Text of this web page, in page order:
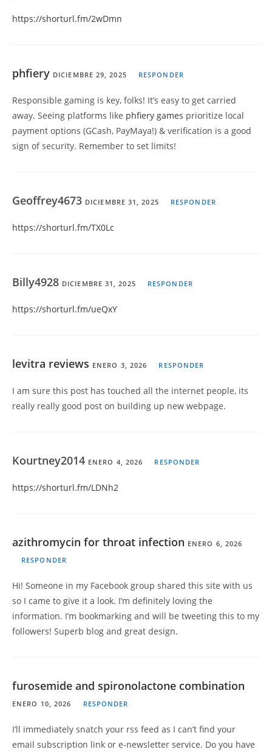
https://shorturl.fm/2wDmn
phfiery DICIEMBRE 29, 2025 RESPONDER
Responsible gaming is key, folks! It’s easy to get carried
away. Seeing platforms like phfiery games prioritize local
payment options (GCash, PayMaya!) & verification is a good
sign of security. Remember to set limits!
Geoffrey4673 DICIEMBRE 31, 2025 RESPONDER
https://shorturl.fm/TX0Lc
Billy4928 DICIEMBRE 31, 2025 RESPONDER
https://shorturl.fm/ueQxY
levitra reviews ENERO 3, 2026 RESPONDER
I am sure this post has touched all the internet people, its
really really good post on building up new webpage.
Kourtney2014 ENERO 4, 2026 RESPONDER
https://shorturl.fm/LDNh2
azithromycin for throat infection ENERO 6, 2026
RESPONDER
Hi! Someone in my Facebook group shared this site with us
so I came to give it a look. I’m definitely loving the
information. I’m bookmarking and will be tweeting this to my
followers! Superb blog and great design.
furosemide and spironolactone combination
ENERO 10, 2026 RESPONDER
I’ll immediately snatch your rss feed as I can’t find your
email subscription link or e-newsletter service. Do you have